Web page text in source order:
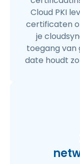
Cloud PKI
certificaten
je
toegang
date houdt